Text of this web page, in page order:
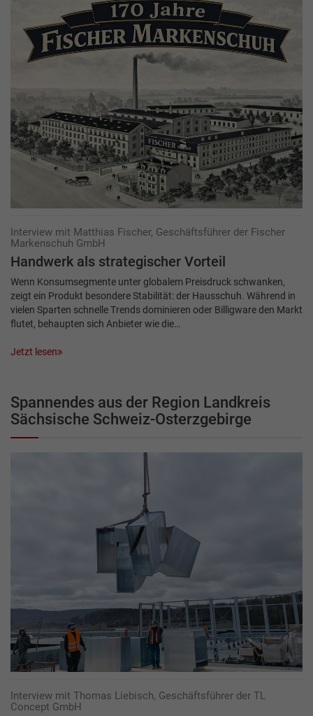
Interview mit Matthias Fischer, Geschäftsführer der Fischer
Markenschuh GmbH
Handwerk als strategischer Vorteil
Wenn Konsumsegmente unter globalem Preisdruck schwanken,
zeigt ein Produkt besondere Stabilität: der Hausschuh. Während in
vielen Sparten schnelle Trends dominieren oder Billigware den Markt
flutet, behaupten sich Anbieter wie die…
Jetzt lesen
Spannendes aus der Region Landkreis
Sächsische Schweiz-Osterzgebirge
Interview mit Thomas Liebisch, Geschäftsführer der TL
Concept GmbH